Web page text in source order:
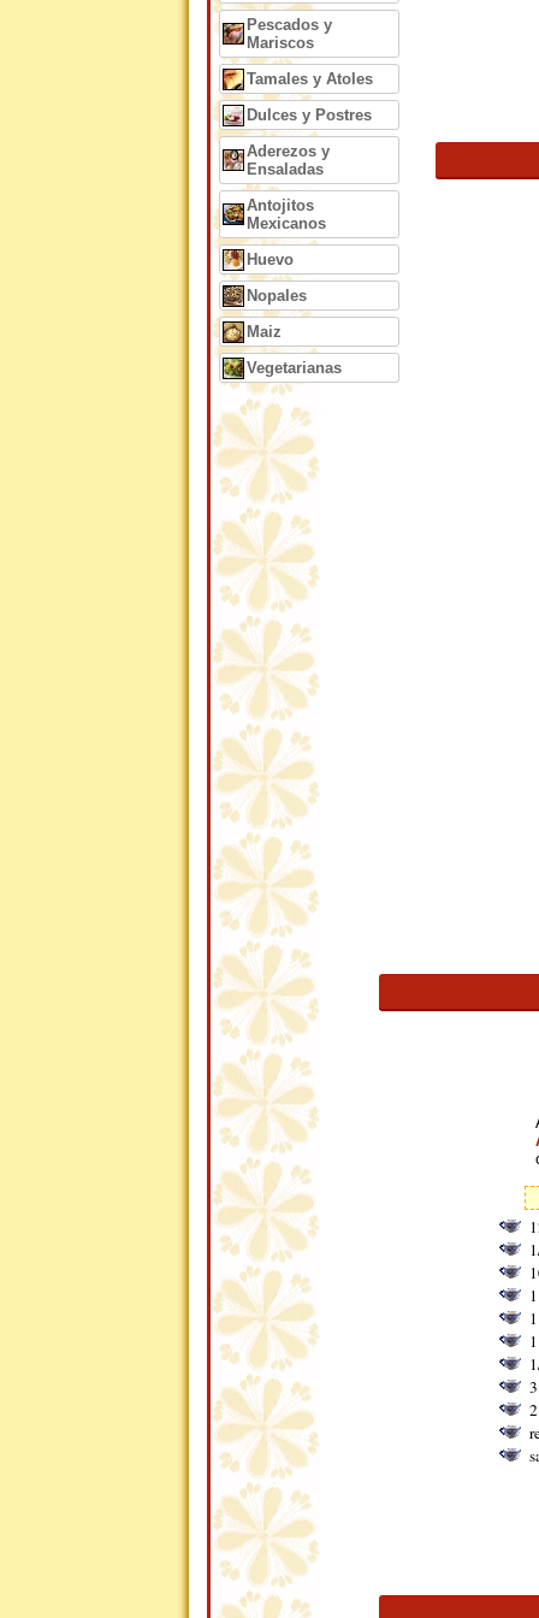
Pescados y
Mariscos
Tamales y Atoles
Dulces y Postres
Aderezos y
Ensaladas
Antojitos
Mexicanos
Huevo
Nopales
Maiz
Vegetarianas